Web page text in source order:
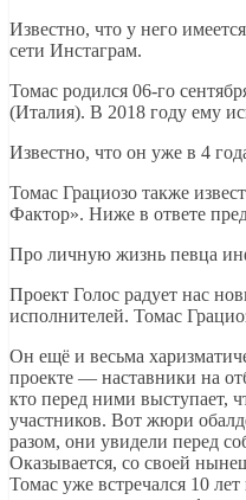
Известно, что у него
сети Инстаграм.
Томас родился 06-го
(Италия). В 2018 году ему
Известно, что он уже в 4
Томас Грациозо также
Фактор». Ниже в ответе
Про личную жизнь певца
Проект Голос радует нас
исполнителей. Томас
Он ещё и весьма
проекте — наставники на
кто перед ними выступает,
участников. Вот жюри
разом, они увидели перед
Оказывается, со своей
Томас уже встречался 10